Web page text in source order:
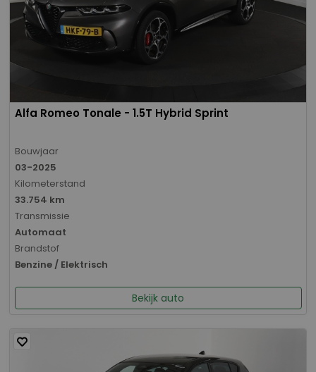
Alfa Romeo Tonale - 1.5T Hybrid Sprint
Bouwjaar
03-2025
Kilometerstand
33.754 km
Transmissie
Automaat
Brandstof
Benzine / Elektrisch
Bekijk auto